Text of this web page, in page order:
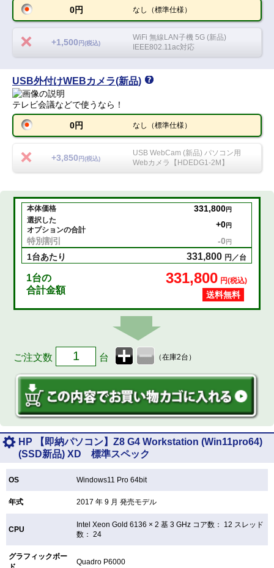
0円 なし（標準仕様）
+1,500 円(税込)
WiFi 無線LAN子機 5G (新品)
IEEE802.11ac対応
USB外付けWEBカメラ(新品)
テレビ会議などで使うなら！
0円 なし（標準仕様）
+3,850 円(税込)
USB WebCam (新品) パソコン用
Webカメラ【HDEDG1-2M】
本体価格 331,800円
選択した
オプションの合計
+0円
特別割引 -0 円
1台あたり 331,800 円／台
1台の
合計金額
331,800 円(税込)
送料無料
ご注文数 台 （在庫2台）
HP 【即納パソコン】Z8 G4 Workstation (Win11pro64)
(SSD新品) XD 標準スペック
OS Windows11 Pro 64bit
年式 2017 年 9 月 発売モデル
CPU
Intel Xeon Gold 6136 × 2 基 3 GHz コア数： 12 スレッド
数： 24
グラフィックボー
Quadro P6000